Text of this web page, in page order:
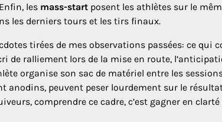
les mass-start posent les athlètes sur le
les derniers tours et les tirs finaux.
tirées de mes observations passées: ce qui
de ralliement lors de la mise en route,
organise son sac de matériel entre les
anodins, peuvent peser lourdement sur le
comprendre ce cadre, c’est gagner en